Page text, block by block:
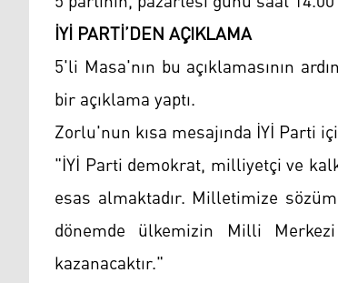
İYİ PARTİ’DEN AÇIKLAMA
5'li Masa'nın bu açıklamasının
bir açıklama yaptı.
Zorlu'nun kısa mesajında İYİ Parti
"İYİ Parti demokrat, milliyetçi ve
esas almaktadır. Milletimize
dönemde ülkemizin Milli
kazanacaktır."